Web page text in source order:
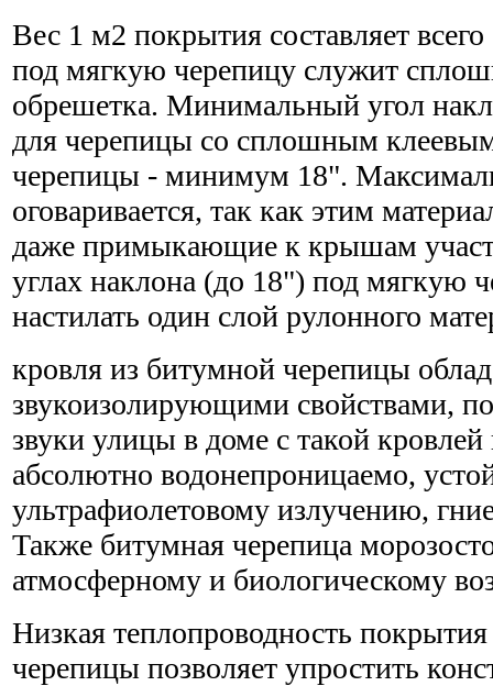
Вес 1 м2 покрытия составляет
под мягкую черепицу служит
обрешетка. Минимальный угол
для черепицы со сплошным
черепицы - минимум 18".
оговаривается, так как этим
даже примыкающие к крышам
углах наклона (до 18") под мягкую
настилать один слой рулонного
кровля из битумной черепицы
звукоизолирующими свойствами,
звуки улицы в доме с такой
абсолютно водонепроницаемо,
ультрафиолетовому излучению,
Также битумная черепица
атмосферному и биологическому
Низкая теплопроводность
черепицы позволяет упростить